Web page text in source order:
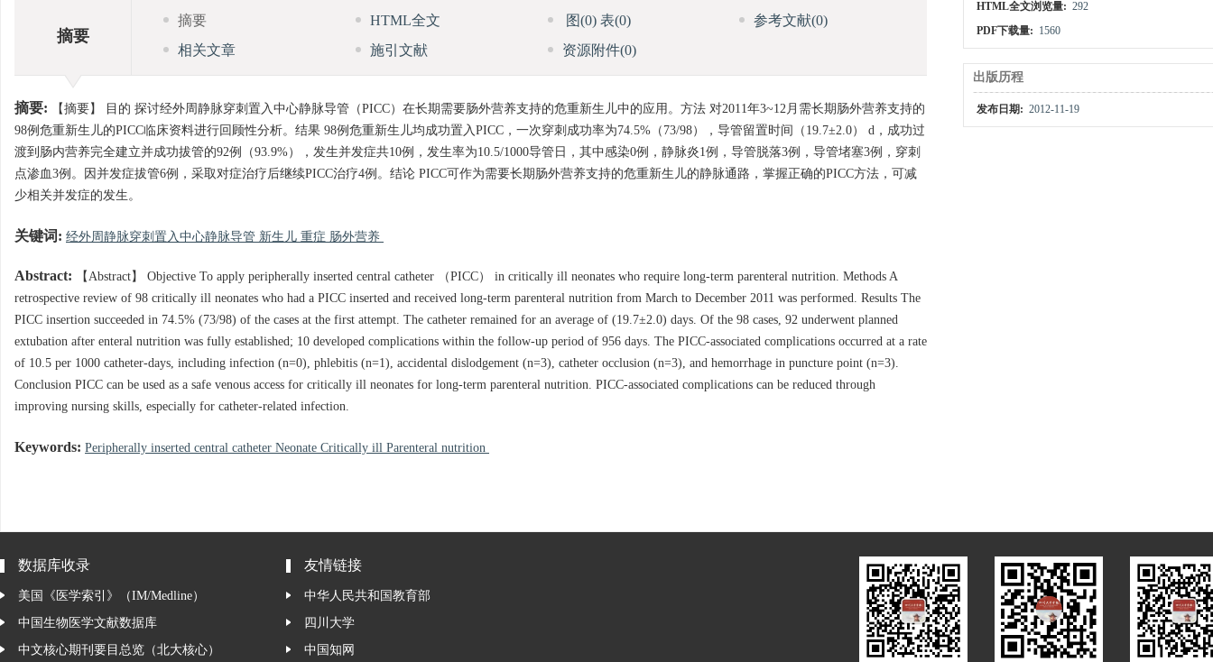
摘要
摘要 HTML全文 图(0)表(0) 参考文献(0)
相关文章
施引文献 资源附件(0)
摘要: 【摘要】 目的 探讨经外周静脉穿刺置入中心静脉导管（PICC）在长期需要肠外营养支持的危重新生儿中的应用。方法 对2011年3~12月需长期肠外营养支持的
98例危重新生儿的PICC临床资料进行回顾性分析。结果 98例危重新生儿均成功置入PICC，一次穿刺成功率为74.5%（73/98），导管留置时间（19.7±2.0） d，成功过
渡到肠内营养完全建立并成功拔管的92例（93.9%），发生并发症共10例，发生率为10.5/1000导管日，其中感染0例，静脉炎1例，导管脱落3例，导管堵塞3例，穿刺
点渗血3例。因并发症拔管6例，采取对症治疗后继续PICC治疗4例。结论 PICC可作为需要长期肠外营养支持的危重新生儿的静脉通路，掌握正确的PICC方法，可减
少相关并发症的发生。
关键词: 经外周静脉穿刺置入中心静脉导管 新生儿 重症 肠外营养
Abstract: 【Abstract】 Objective To apply peripherally inserted central catheter （PICC） in critically ill neonates who require long-term parenteral nutrition. Methods A
retrospective review of 98 critically ill neonates who had a PICC inserted and received long-term parenteral nutrition from March to December 2011 was performed. Results The
PICC insertion succeeded in 74.5% (73/98) of the cases at the first attempt. The catheter remained for an average of (19.7±2.0) days. Of the 98 cases, 92 underwent planned
extubation after enteral nutrition was fully established; 10 developed complications within the follow-up period of 956 days. The PICC-associated complications occurred at a rate
of 10.5 per 1000 catheter-days, including infection (n=0), phlebitis (n=1), accidental dislodgement (n=3), catheter occlusion (n=3), and hemorrhage in puncture point (n=3).
Conclusion PICC can be used as a safe venous access for critically ill neonates for long-term parenteral nutrition. PICC-associated complications can be reduced through
improving nursing skills, especially for catheter-related infection.
Keywords: Peripherally inserted central catheter Neonate Critically ill Parenteral nutrition
HTML全文浏览量: 292
PDF下载量: 1560
出版历程
发布日期: 2012-11-19
数据库收录
美国《医学索引》（IM/Medline）
中国生物医学文献数据库
中文核心期刊要目总览（北大核心）
友情链接
中华人民共和国教育部
四川大学
中国知网